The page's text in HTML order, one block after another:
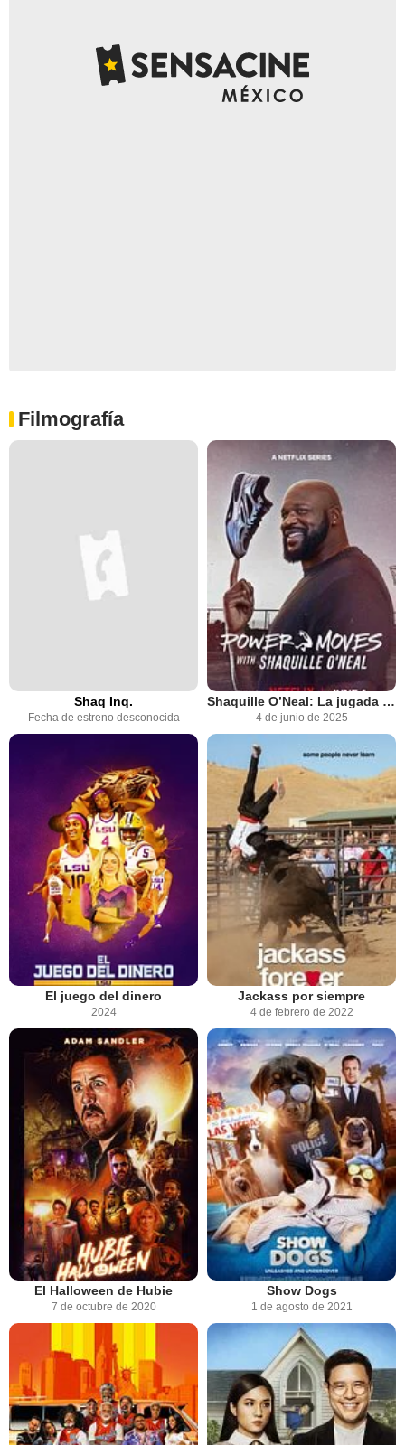
Filmografía
Shaq Inq.
Fecha de estreno desconocida
Shaquille O’Neal: La jugada maestra de Reebok
4 de junio de 2025
El juego del dinero
2024
Jackass por siempre
4 de febrero de 2022
El Halloween de Hubie
7 de octubre de 2020
Show Dogs
1 de agosto de 2021